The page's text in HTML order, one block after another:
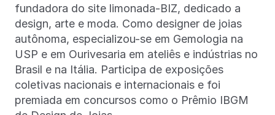
fundadora do site limonada-BIZ, dedicado a
design, arte e moda. Como designer de joias
autônoma, especializou-se em Gemologia na
USP e em Ourivesaria em ateliês e indústrias no
Brasil e na Itália. Participa de exposições
coletivas nacionais e internacionais e foi
premiada em concursos como o Prêmio IBGM